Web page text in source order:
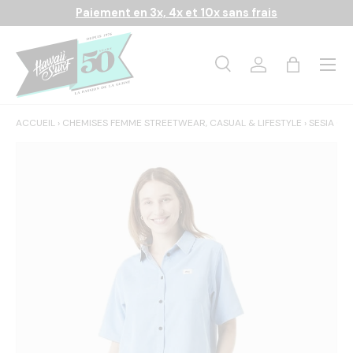
Aller au contenu
Paiement en 3x, 4x et 10x sans frais
Rechercher
RechercheSe connecter
Panier
Menu
ACCUEIL › CHEMISES FEMME STREETWEAR, CASUAL & LIFESTYLE › SESIA